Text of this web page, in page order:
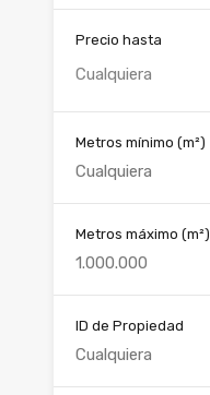
Precio hasta
Cualquiera
Metros mínimo (m²)
Metros máximo (m²)
ID de Propiedad